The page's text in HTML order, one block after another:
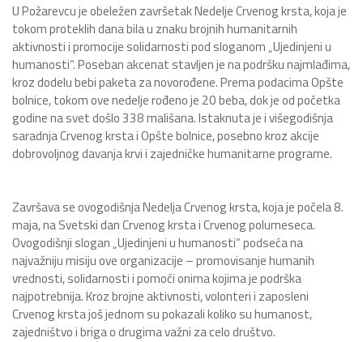
U Požarevcu je obeležen završetak Nedelje Crvenog krsta, koja je
tokom proteklih dana bila u znaku brojnih humanitarnih
aktivnosti i promocije solidarnosti pod sloganom „Ujedinjeni u
humanosti“. Poseban akcenat stavljen je na podršku najmlađima,
kroz dodelu bebi paketa za novorođene. Prema podacima Opšte
bolnice, tokom ove nedelje rođeno je 20 beba, dok je od početka
godine na svet došlo 338 mališana. Istaknuta je i višegodišnja
saradnja Crvenog krsta i Opšte bolnice, posebno kroz akcije
dobrovoljnog davanja krvi i zajedničke humanitarne programe.
Završava se ovogodišnja Nedelja Crvenog krsta, koja je počela 8.
maja, na Svetski dan Crvenog krsta i Crvenog polumeseca.
Ovogodišnji slogan „Ujedinjeni u humanosti“ podseća na
najvažniju misiju ove organizacije – promovisanje humanih
vrednosti, solidarnosti i pomoći onima kojima je podrška
najpotrebnija. Kroz brojne aktivnosti, volonteri i zaposleni
Crvenog krsta još jednom su pokazali koliko su humanost,
zajedništvo i briga o drugima važni za celo društvo.